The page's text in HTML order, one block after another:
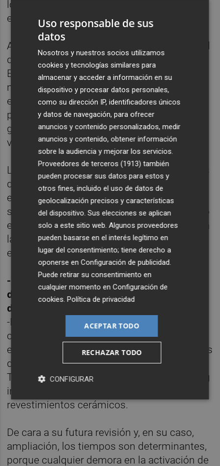
los picos de precios de la energía que tanto
están afectando a la industria.
Además, la Comisión insiste en la necesidad
de actuar de forma coordinada con los
Estados miembros para poner en marcha
medidas nacionales, también temporales y
específicas, que mitiguen el impacto del
precio de los combustibles en los costes de
generación eléctrica, siempre sin perder de
vista el objetivo de la transición energética.
La propuesta que anunciaron el pasado mes
de marzo, la Ley de Aceleración Industrial,
establece el marco para proteger a los
sectores estratégicos,y dentro de ese marco
estamos trabajando para que se considere a
la cerámica como un sector estratégico
europeo.
-¿Europa se plantea endurecer las medidas
de defensa comercial ante la competencia
de la India y China?
-La UE ya aplica medidas de defensa
comercial para proteger al sector cerámico
europeo de manera efectiva, tanto de abusos
de mercado de China, como de la India y
Turquía, que incluyen derechos antidumping
impuestos a productos como baldosas y
revestimientos cerámicos.
De cara a su futura revisión y, en su caso,
ampliación, los tiempos son determinantes,
porque cualquier demora en la activación de
Uso responsable de sus
datos
Nosotros y nuestros socios utilizamos
cookies y tecnologías similares para
almacenar y acceder a información en su
dispositivo y procesar datos personales,
como su dirección IP, identificadores únicos
y datos de navegación, para ofrecer
anuncios y contenido personalizados, medir
anuncios y contenido, obtener información
sobre la audiencia y mejorar los servicios.
Proveedores de terceros (1913) también
pueden procesar sus datos para estos y
otros fines, incluido el uso de datos de
geolocalización precisos y características
del dispositivo. Sus elecciones se aplican
solo a este sitio web. Algunos proveedores
pueden basarse en el interés legítimo en
lugar del consentimiento; tiene derecho a
oponerse enConfiguración de publicidad
Puede retirar su consentimiento en
cualquier momento enConfiguración de
cookies .Política de privacidad
ACEPTAR TODO
RECHAZAR TODO
CONFIGURAR